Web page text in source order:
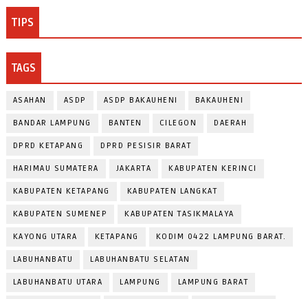
TIPS
TAGS
ASAHAN ASDP ASDP BAKAUHENI BAKAUHENI
BANDAR LAMPUNG BANTEN CILEGON DAERAH
DPRD KETAPANG DPRD PESISIR BARAT
HARIMAU SUMATERA JAKARTA KABUPATEN KERINCI
KABUPATEN KETAPANG KABUPATEN LANGKAT
KABUPATEN SUMENEP KABUPATEN TASIKMALAYA
KAYONG UTARA KETAPANG KODIM 0422 LAMPUNG BARAT.
LABUHANBATU LABUHANBATU SELATAN
LABUHANBATU UTARA LAMPUNG LAMPUNG BARAT